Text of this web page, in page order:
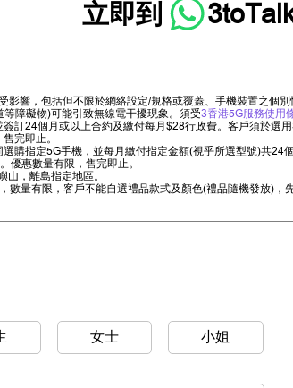
立即到
影響，包括但不限於網絡設定/規格或覆蓋、手機裝置之個
障礙物)可能引致無線電干擾現象。須受3香港5G服務使用
訂24個月或以上合約及繳付每月$28行政費。客戶須於選
完即止。
購指定5G手機，並每月繳付指定金額(視乎所選型號)共
優惠數量有限，售完即止。
山，離島指定地區。
數量有限，客戶不能自選禮品款式及顏色(禮品隨機發放)，
女士 小姐